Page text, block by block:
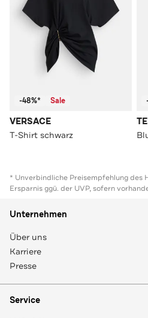
-48%* Sale
VERSACE
T-Shirt schwarz
* Unverbindliche Preisempfehlung des
Ersparnis ggü. der UVP, sofern
Unternehmen
Über uns
Karriere
Presse
Service